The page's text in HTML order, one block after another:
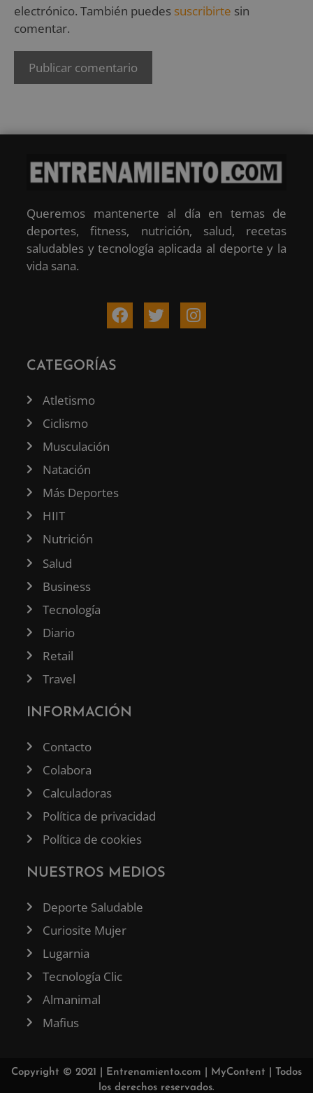
electrónico. También puedes suscribirte sin
comentar.
Queremos mantenerte al día en temas de
deportes, fitness, nutrición, salud, recetas
saludables y tecnología aplicada al deporte y la
vida sana.
CATEGORÍAS
Atletismo
Ciclismo
Musculación
Natación
Más Deportes
HIIT
Nutrición
Salud
Business
Tecnología
Diario
Retail
Travel
INFORMACIÓN
Contacto
Colabora
Calculadoras
Política de privacidad
Política de cookies
NUESTROS MEDIOS
Deporte Saludable
Curiosite Mujer
Lugarnia
Tecnología Clic
Almanimal
Mafius
Copyright © 2021 | Entrenamiento.com MyContent | Todos
los derechos reservados.